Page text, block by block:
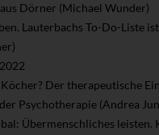
Dörner (Michael Wunder)
Lauterbachs To-Do-Liste
Der therapeutische
Psychotherapie (Andrea
Übermenschliches leisten.